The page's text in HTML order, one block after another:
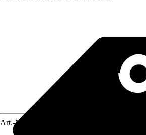
Art.-Nr.